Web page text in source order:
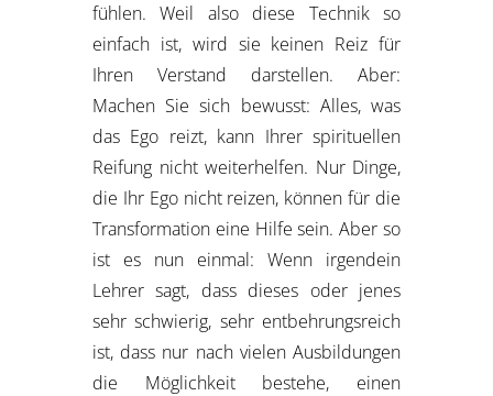
fühlen. Weil also diese Technik so
einfach ist, wird sie keinen Reiz für
Ihren Verstand darstellen. Aber:
Machen Sie sich bewusst: Alles, was
das Ego reizt, kann Ihrer spirituellen
Reifung nicht weiterhelfen. Nur Dinge,
die Ihr Ego nicht reizen, können für die
Transformation eine Hilfe sein. Aber so
ist es nun einmal: Wenn irgendein
Lehrer sagt, dass dieses oder jenes
sehr schwierig, sehr entbehrungsreich
ist, dass nur nach vielen Ausbildungen
die Möglichkeit bestehe, einen